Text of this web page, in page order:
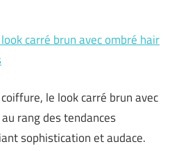
carré brun avec ombré hair
le look carré brun avec
rang des tendances
sophistication et audace.